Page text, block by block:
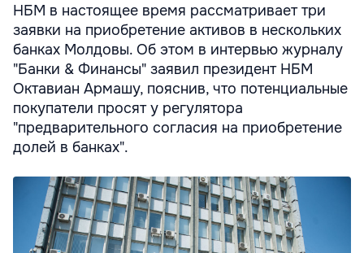
НБМ в настоящее время рассматривает три
заявки на приобретение активов в нескольких
банках Молдовы. Об этом в интервью журналу
"Банки & Финансы" заявил президент НБМ
Октавиан Армашу, пояснив, что потенциальные
покупатели просят у регулятора
"предварительного согласия на приобретение
долей в банках".